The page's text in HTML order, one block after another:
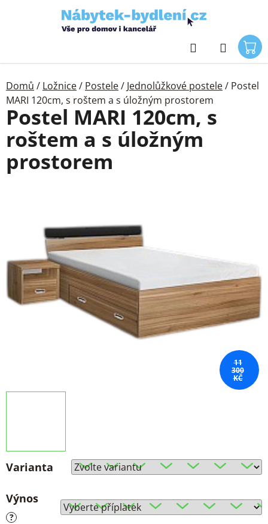
Hledat
Domů / Ložnice/ Postele/ Jednolůžkové postele/ Postel
MARI 120cm, s roštem a s úložným prostorem
Varianta
Výnos
?
Postel MARI 120cm, s
roštem a s úložným
prostorem
11
300
KČ